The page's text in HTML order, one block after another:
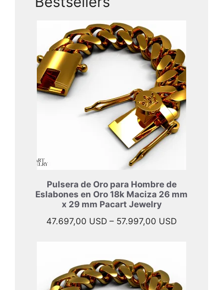
Pulsera de Oro para Hombre de
Eslabones en Oro 18k Maciza 26 mm
x 29 mm Pacart Jewelry
47.697,00 USD – 57.997,00 USDRango
hasta